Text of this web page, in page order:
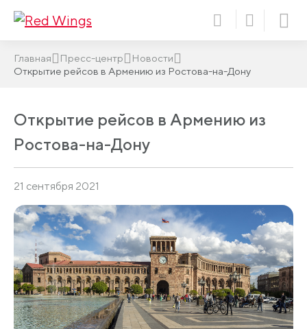
Главная Пресс-центр
Новости
Открытие рейсов в Армению из Ростова-на-Дону
Открытие рейсов в Армению из
Ростова-на-Дону
21 сентября 2021